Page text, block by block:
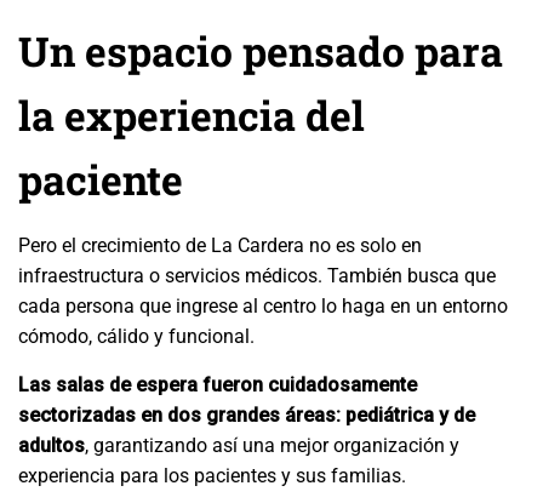
Un espacio pensado para
la experiencia del
paciente
Pero el crecimiento de La Cardera no es solo en
infraestructura o servicios médicos. También busca que
cada persona que ingrese al centro lo haga en un entorno
cómodo, cálido y funcional.
Las salas de espera fueron cuidadosamente
sectorizadas en dos grandes áreas: pediátrica y de
adultos, garantizando así una mejor organización y
experiencia para los pacientes y sus familias.